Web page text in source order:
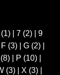
(1) 7 (2)
9
F (3) G (2)
(8) P (10)
(3) X (3)